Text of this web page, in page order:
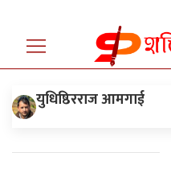
युधिष्ठिरराज आमगाई